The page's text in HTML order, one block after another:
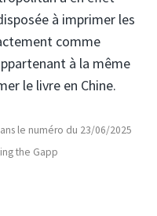
à imprimer les
comme
à la même
le livre en Chine.
le numéro du 23/06/2025
the Gapp